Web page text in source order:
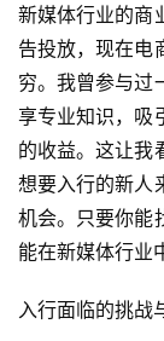
新媒体行业的商
告投放，现在电
穷。我曾参与过
享专业知识，吸
的收益。这让我
想要入行的新人
机会。只要你能
能在新媒体行业
入行面临的挑战